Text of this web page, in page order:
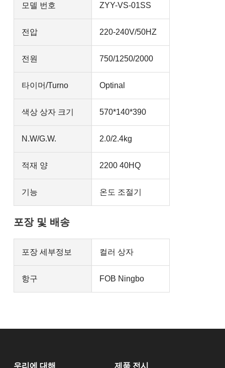
모델 번호 ZYY-VS-01SS
전압 220-240V/50HZ
전원 750/1250/2000
타이머/Turno Optinal
색상 상자 크기 570*140*390
N.W/G.W. 2.0/2.4kg
적재 양 2200 40HQ
기능 온도 조절기
포장 및 배송
포장 세부정보 컬러 상자
항구 FOB Ningbo
우리에 대해 제품 전시